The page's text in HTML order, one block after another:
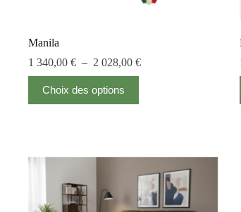
Manila
1 340,00 € – 2 028,00 €
Choix des options